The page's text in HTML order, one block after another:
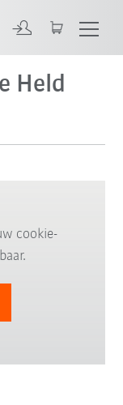
Held
cookie-